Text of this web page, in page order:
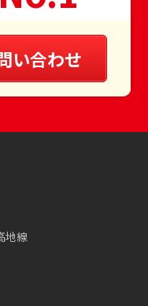
い合わせ
地線